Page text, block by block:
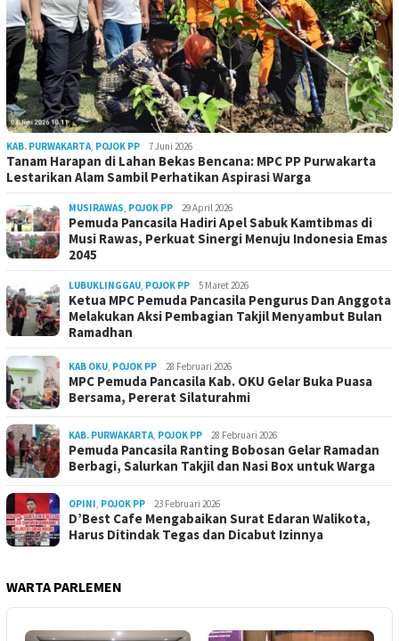
KAB. PURWAKARTA, POJOK PP 7 Juni 2026
Tanam Harapan di Lahan Bekas Bencana: MPC PP Purwakarta
Lestarikan Alam Sambil Perhatikan Aspirasi Warga
MUSIRAWAS, POJOK PP 29 April 2026
Pemuda Pancasila Hadiri Apel Sabuk Kamtibmas di
Musi Rawas, Perkuat Sinergi Menuju Indonesia Emas
2045
LUBUKLINGGAU, POJOK PP 5 Maret 2026
Ketua MPC Pemuda Pancasila Pengurus Dan Anggota
Melakukan Aksi Pembagian Takjil Menyambut Bulan
Ramadhan
KAB OKU, POJOK PP 28 Februari 2026
MPC Pemuda Pancasila Kab. OKU Gelar Buka Puasa
Bersama, Pererat Silaturahmi
KAB. PURWAKARTA, POJOK PP 28 Februari 2026
Pemuda Pancasila Ranting Bobosan Gelar Ramadan
Berbagi, Salurkan Takjil dan Nasi Box untuk Warga
OPINI, POJOK PP 23 Februari 2026
D’Best Cafe Mengabaikan Surat Edaran Walikota,
Harus Ditindak Tegas dan Dicabut Izinnya
WARTA PARLEMEN